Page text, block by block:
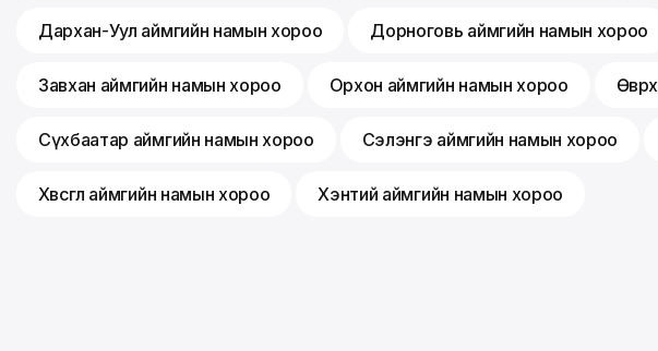
Дархан-Уул аймгийн намын хороо Дорноговь аймгийн намын хороо
Завхан аймгийн намын хороо Орхон аймгийн намын хороо
Сүхбаатар аймгийн намын хороо Сэлэнгэ аймгийн намын хороо
Хөвсгөл аймгийн намын хороо Хэнтий аймгийн намын хороо